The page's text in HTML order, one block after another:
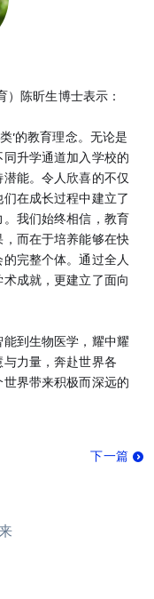
陈昕生博士表示：
’的教育理念。无论是
升学通道加入学校的
能。令人欣喜的不仅
在成长过程中建立了
我们始终相信，教育
而在于培养能够在快
完整个体。通过全人
成就，更建立了面向
到生物医学，耀中耀
力量，奔赴世界各
界带来积极而深远的
下一篇